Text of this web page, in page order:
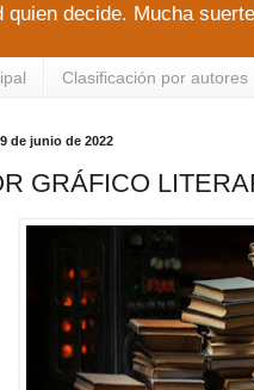
quien decide. Mucha
Clasificación por autores
de junio de 2022
GRÁFICO